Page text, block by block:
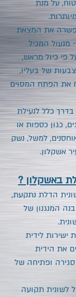
על מנת
אפשרה את המצאת
מנעול המכיל
פי כיול מראש,
של בעליו,
את הפתח המסוים
כלל לנעילת
כגון כספות או
למשל, נשק
אשקלון.
באשקלון ?
הדלת נתקעת,
המנגנון של
ישירות לידית
את הידית
ופתיחה של
לשונית תקועה